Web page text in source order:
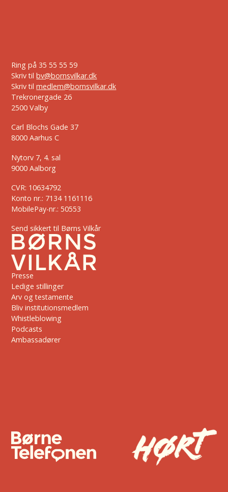
Ring på 35 55 55 59
Skriv tilbv@bornsvilkar.dk
Skriv tilmedlem@bornsvilkar.dk
Trekronergade 26
2500 Valby
Carl Blochs Gade 37
8000 Aarhus C
Nytorv 7, 4. sal
9000 Aalborg
CVR: 10634792
Konto nr.: 7134 1161116
MobilePay-nr.: 50553
Send sikkert til Børns Vilkår
Presse
Ledige stillinger
Arv og testamente
Bliv institutionsmedlem
Whistleblowing
Podcasts
Ambassadører